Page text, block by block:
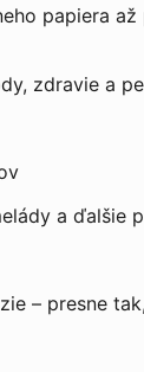
papiera
zdravie a
a ďalšie
– presne